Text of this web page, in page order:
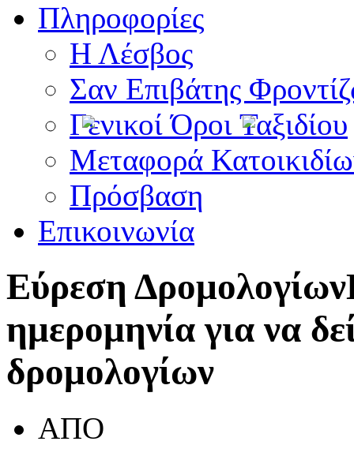
Πληροφορίες
Η Λέσβος
Σαν Επιβάτης
Γενικοί Όροι Ταξιδίου
Μεταφορά
Πρόσβαση
Επικοινωνία
Εύρεση Δρομολογίων
ημερομηνία για να
δρομολογίων
ΑΠΟ